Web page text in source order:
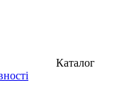
Каталог